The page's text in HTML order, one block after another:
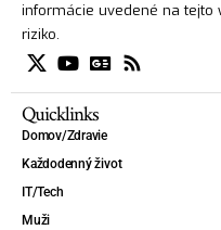
informácie uvedené na tejto
riziko.
Quicklinks
Domov/Zdravie
Každodenný život
IT/Tech
Muži